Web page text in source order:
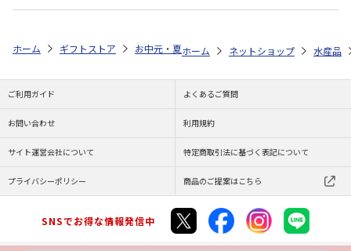
ホーム ギフトストア お中元・夏ギフト特集 2026 ゆうゆうギフト
ホーム ネットショップ 水産品
ご利用ガイド よくあるご質問
お問い合わせ 利用規約
サイト運営会社について 特定商取引法に基づく表記について
プライバシーポリシー 商品のご提案はこちら
SNSでお得な情報発信中